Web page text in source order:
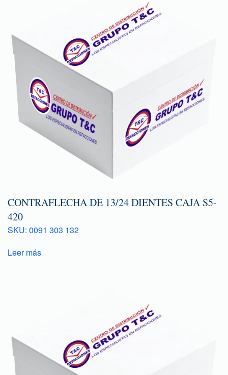
CONTRAFLECHA DE 13/24 DIENTES CAJA S5-
420
SKU: 0091 303 132
Leer más